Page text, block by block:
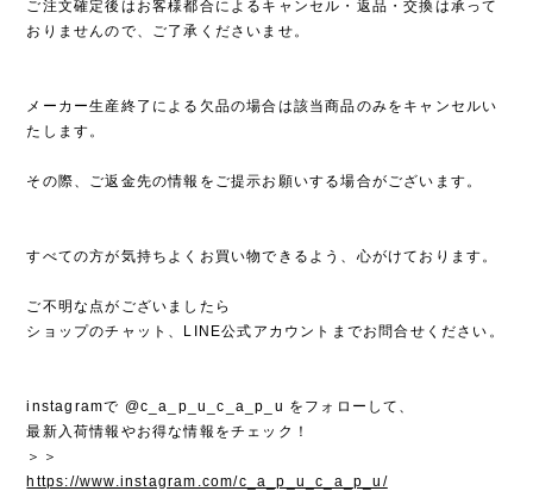
ご注文確定後はお客様都合によるキャンセル・返品・交換は承って
おりませんので、ご了承くださいませ。
メーカー生産終了による欠品の場合は該当商品のみをキャンセルい
たします。
その際、ご返金先の情報をご提示お願いする場合がございます。
すべての方が気持ちよくお買い物できるよう、心がけております。
ご不明な点がございましたら
ショップのチャット、LINE公式アカウントまでお問合せください。
instagramで @c_a_p_u_c_a_p_u をフォローして、
最新入荷情報やお得な情報をチェック！
＞＞
https://www.instagram.com/c_a_p_u_c_a_p_u/